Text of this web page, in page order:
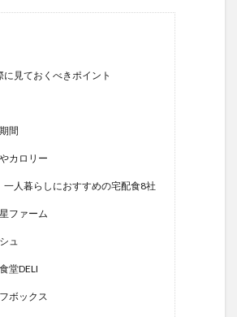
見ておくべきポイント
間
カロリー
一人暮らしにおすすめの宅配食8社
ファーム
ュ
堂DELI
ボックス